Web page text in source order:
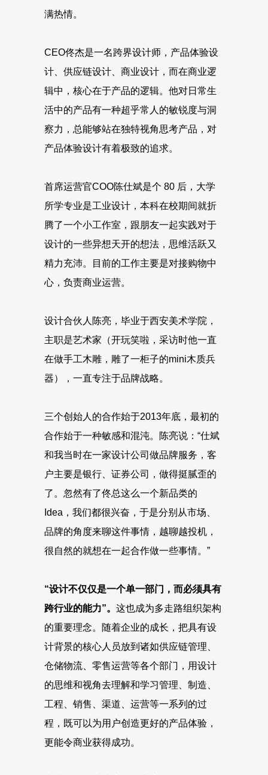
满热情。
CEO佟杰是一名跨界设计师，产品体验设
计、供应链设计、商业设计，而在商业逻
辑中，核心在于产品的逻辑。他对日常生
活中的产品有一种超乎常人的敏锐度与洞
察力，总能够站在独特视角思考产品，对
产品体验设计有着极致的追求。
首席运营官COO陈仕斌是个 80 后，大学
所学专业是工业设计，本科在校期间就折
腾了一个小工作室，跟朋友一起实践对于
设计的一些异想天开的想法，思维活跃又
精力充沛。目前的工作主要是对接购物中
心，负责商业运营。
设计合伙人陈亮，毕业于西安美术学院，
主职是艺术家（开玩笑啦，采访时他一直
在做手工木雕，雕了一柜子的mini木质兵
器），一直专注于品牌战略。
三个创始人的合作始于2013年底，最初的
合作始于一种敏感和混沌。陈亮说：“仕斌
和我当时在一家设计公司做品牌服务，客
户主要是银行、证券公司，做得挺腻歪的
了。忽然有了佟总这么一个新品类的
Idea，我们都很兴奋，于是分别从市场、
品牌的角度来聊这件事情，越聊越投机，
很自然的就想在一起合作做一些事情。”
“设计不仅仅是一个单一部门，而必须具有
跨行业的能力”。 这也成为多走路组织架构
的重要理念。随着企业的成长，把具有设
计背景的核心人员放到诸如供应链管理、
仓储物流、零售运营等各个部门，用设计
的思维和视角去理解和学习管理、制造、
工程、销售、渠道、运营等一系列的过
程，既可以为用户创造更好的产品体验，
更能令商业获得成功。